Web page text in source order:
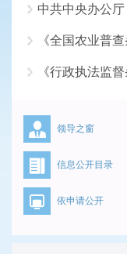
中共中央办公
《全国农业普查
《行政执法监督
领导之窗
信息公开目录
依申请公开